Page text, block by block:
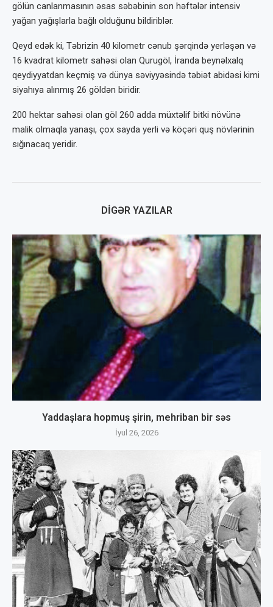
gölün canlanmasının əsas səbəbinin son həftələr intensiv
yağan yağışlarla bağlı olduğunu bildiriblər.
Qeyd edək ki, Təbrizin 40 kilometr cənub şərqində yerləşən və
16 kvadrat kilometr sahəsi olan Qurugöl, İranda beynəlxalq
qeydiyyatdan keçmiş və dünya səviyyəsində təbiət abidəsi kimi
siyahıya alınmış 26 göldən biridir.
200 hektar sahəsi olan göl 260 adda müxtəlif bitki növünə
malik olmaqla yanaşı, çox sayda yerli və köçəri quş növlərinin
sığınacaq yeridir.
DIGƏR YAZILAR
Yaddaşlara hopmuş şirin, mehriban bir səs
İyul 26, 2026